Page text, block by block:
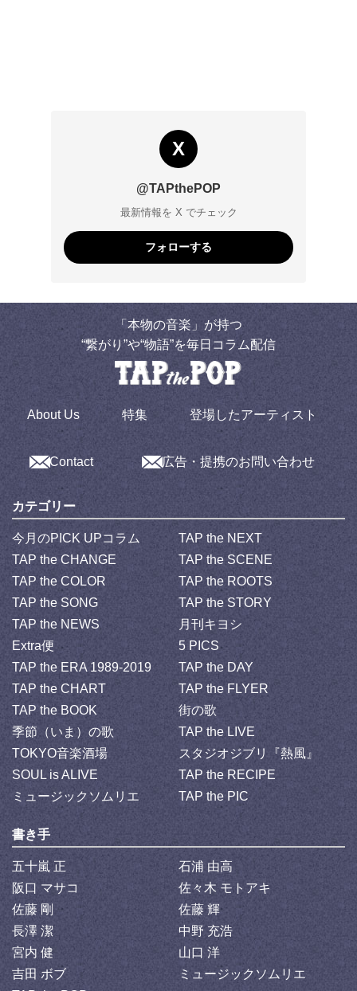
X
@TAPthePOP
最新情報を X でチェック
フォローする
「本物の音楽」が持つ
“繋がり”や“物語”を毎日コラム配信
About Us 特集 登場したアーティスト
Contact 広告・提携のお問い合わせ
カテゴリー
今月のPICK UPコラム
TAP the NEXT
TAP the CHANGE
TAP the SCENE
TAP the COLOR
TAP the ROOTS
TAP the SONG
TAP the STORY
TAP the NEWS
月刊キヨシ
Extra便
5 PICS
TAP the ERA 1989-2019
TAP the DAY
TAP the CHART
TAP the FLYER
TAP the BOOK
街の歌
季節（いま）の歌
TAP the LIVE
TOKYO音楽酒場
スタジオジブリ『熱風』
SOUL is ALIVE
TAP the RECIPE
ミュージックソムリエ
TAP the PIC
書き手
五十嵐 正
石浦 由高
阪口 マサコ
佐々木 モトアキ
佐藤 剛
佐藤 輝
長澤 潔
中野 充浩
宮内 健
山口 洋
吉田 ボブ
ミュージックソムリエ